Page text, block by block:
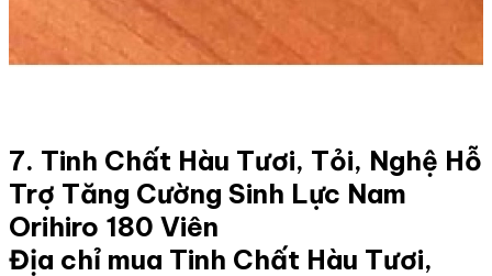
7. Tinh Chất Hàu Tươi, Tỏi, Nghệ Hỗ
Trợ Tăng Cường Sinh Lực Nam
Orihiro 180 Viên
Địa chỉ mua Tinh Chất Hàu Tươi,